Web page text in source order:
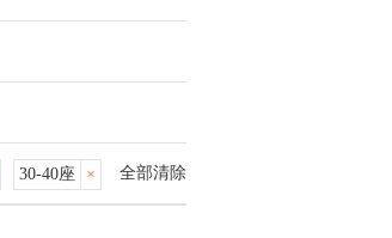
全部清除
30-40座 ×